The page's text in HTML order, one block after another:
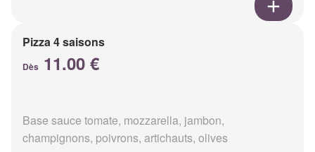
Pizza 4 saisons
Dès 11.00 €
Base sauce tomate, mozzarella, jambon,
champignons, poivrons, artichauts, olives